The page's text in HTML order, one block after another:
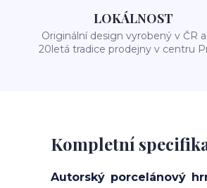
LOKÁLNOST
Originální design vyrobený v ČR a
20letá tradice prodejny v centru
Kompletní
Autorský porcelánový